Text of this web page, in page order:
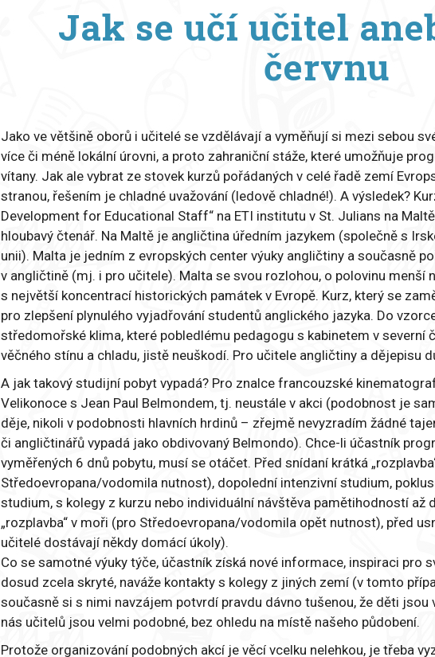
Jak se učí učitel
červnu
Jako ve většině oborů i učitelé se vzdělávají a vyměňují si mezi sebou
více či méně lokální úrovni, a proto zahraniční stáže, které umožňuje
vítany. Jak ale vybrat ze stovek kurzů pořádaných v celé řadě zemí
stranou, řešením je chladné uvažování (ledově chladné!). A výsledek?
Development for Educational Staff“ na ETI institutu v St. Julians na
hloubavý čtenář. Na Maltě je angličtina úředním jazykem (společně s
unii). Malta je jedním z evropských center výuky angličtiny a současně
v angličtině (mj. i pro učitele). Malta se svou rozlohou, o polovinu menší
s největší koncentrací historických památek v Evropě. Kurz, který se
pro zlepšení plynulého vyjadřování studentů anglického jazyka. Do
středomořské klima, které pobledlému pedagogu s kabinetem v severní
věčného stínu a chladu, jistě neuškodí. Pro učitele angličtiny a dějepisu
A jak takový studijní pobyt vypadá? Pro znalce francouzské
Velikonoce s Jean Paul Belmondem, tj. neustále v akci (podobnost je
děje, nikoli v podobnosti hlavních hrdinů – zřejmě nevyzradím žádné
či angličtinářů vypadá jako obdivovaný Belmondo). Chce-li účastník
vyměřených 6 dnů pobytu, musí se otáčet. Před snídaní krátká
Středoevropana/vodomila nutnost), dopolední intenzivní studium,
studium, s kolegy z kurzu nebo individuální návštěva pamětihodností až
„rozplavba“ v moři (pro Středoevropana/vodomila opět nutnost), před
učitelé dostávají někdy domácí úkoly).
Co se samotné výuky týče, účastník získá nové informace, inspiraci pro
dosud zcela skryté, naváže kontakty s kolegy z jiných zemí (v tomto
současně si s nimi navzájem potvrdí pravdu dávno tušenou, že děti jsou
nás učitelů jsou velmi podobné, bez ohledu na místě našeho půdobení.
Protože organizování podobných akcí je věcí vcelku nelehkou, je třeba